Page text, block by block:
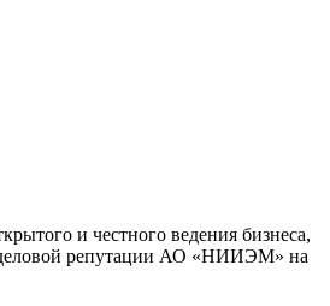
и честного ведения бизнеса,
деловой репутации АО «НИИЭМ» на